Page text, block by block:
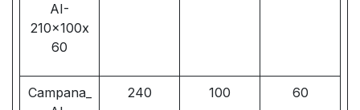
AI-
210x100x
60
Campana_
240 100 60